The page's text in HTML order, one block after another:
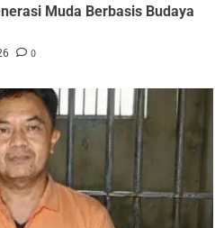
Muda Berbasis Budaya
0